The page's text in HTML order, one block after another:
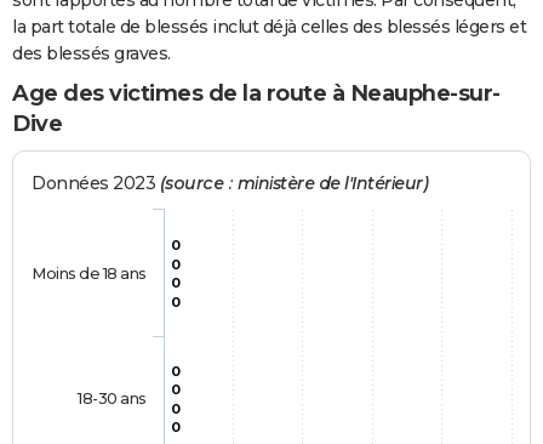
la part totale de blessés inclut déjà celles des blessés légers et
des blessés graves.
Age des victimes de la route à Neauphe-sur-
Dive
Données 2023 (source : ministère de l'Intérieur)
0
0
0
0
0
0
0
0
Moins de 18 ans
18-30 ans